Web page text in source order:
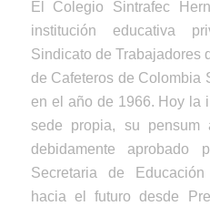
El Colegio Sintrafec
institución educativa
Sindicato de Trabajadores
de Cafeteros de Colombia
en el año de 1966. Hoy la
sede propia, su pensum
debidamente aprobado
Secretaria de
hacia el futuro desde